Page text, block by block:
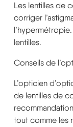
Les lentilles de
corriger
lentilles.
Conseils de
L’opticien
de lentilles de
tout comme les